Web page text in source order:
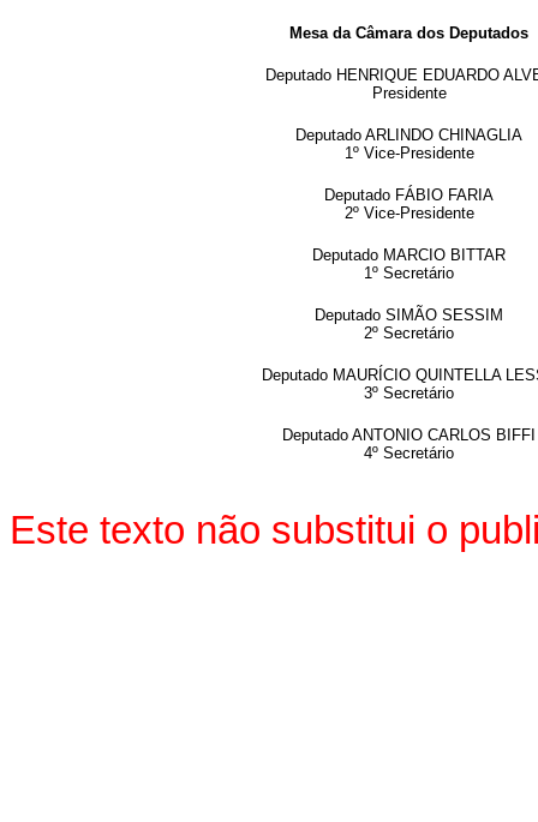
Mesa da Câmara dos Deputados
Deputado HENRIQUE EDUARDO
Presidente
Deputado ARLINDO CHINAGLIA
1º Vice-Presidente
Deputado FÁBIO FARIA
2º Vice-Presidente
Deputado MARCIO BITTAR
1º Secretário
Deputado SIMÃO SESSIM
2º Secretário
Deputado MAURÍCIO QUINTELLA
3º Secretário
Deputado ANTONIO CARLOS BIFFI
4º Secretário
Este texto não substitui o